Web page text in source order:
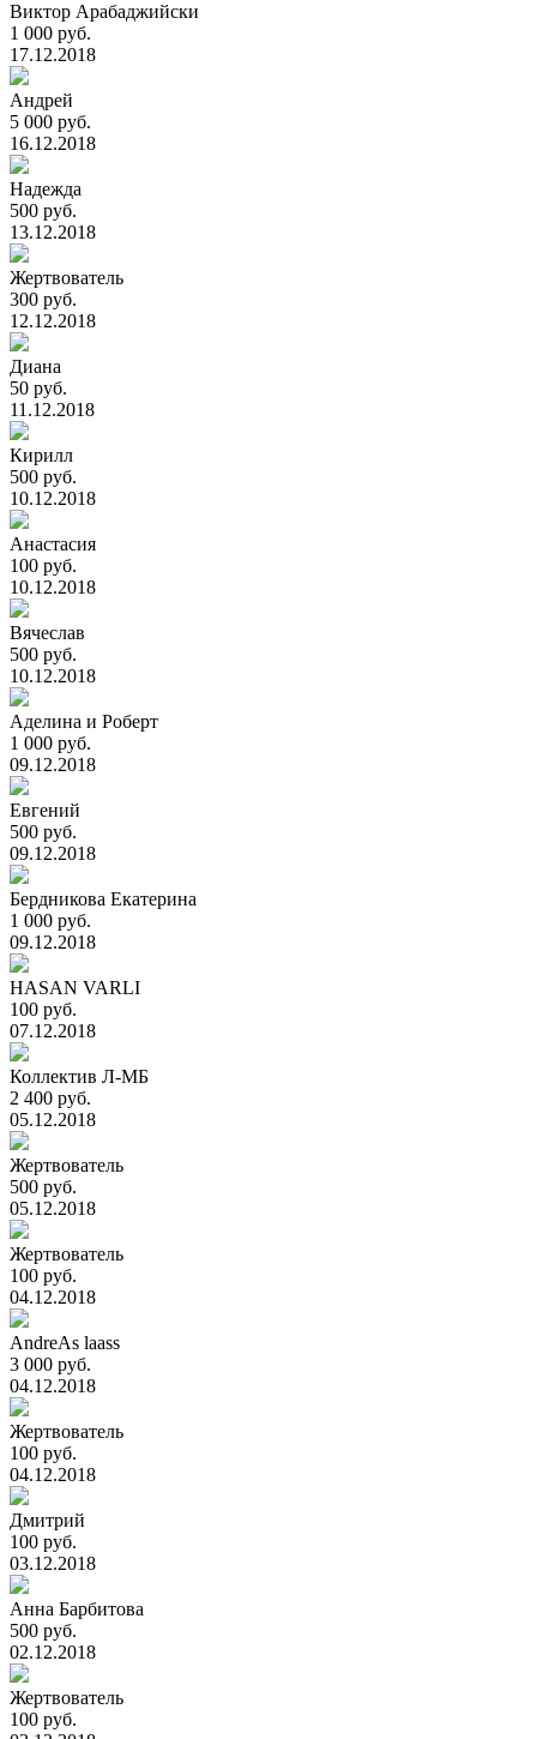
Виктор Арабаджийски
1 000 руб.
17.12.2018
Андрей
5 000 руб.
16.12.2018
Надежда
500 руб.
13.12.2018
Жертвователь
300 руб.
12.12.2018
Диана
50 руб.
11.12.2018
Кирилл
500 руб.
10.12.2018
Анастасия
100 руб.
10.12.2018
Вячеслав
500 руб.
10.12.2018
Аделина и Роберт
1 000 руб.
09.12.2018
Евгений
500 руб.
09.12.2018
Бердникова Екатерина
1 000 руб.
09.12.2018
HASAN VARLI
100 руб.
07.12.2018
Коллектив Л-МБ
2 400 руб.
05.12.2018
Жертвователь
500 руб.
05.12.2018
Жертвователь
100 руб.
04.12.2018
AndreAs laass
3 000 руб.
04.12.2018
Жертвователь
100 руб.
04.12.2018
Дмитрий
100 руб.
03.12.2018
Анна Барбитова
500 руб.
02.12.2018
Жертвователь
100 руб.